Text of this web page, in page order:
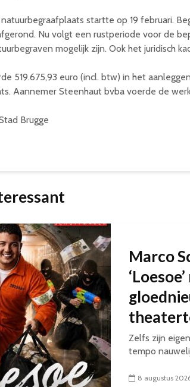
startte op 19 februari.
Nu volgt een rustperiode voor de
mogelijk zijn. Ook het juridisch
519.675,93 euro (incl. btw) in het
Aannemer Steenhaut bvba voerde de
Brugge
Marco
Zelfs zijn
tempo
8 augustus